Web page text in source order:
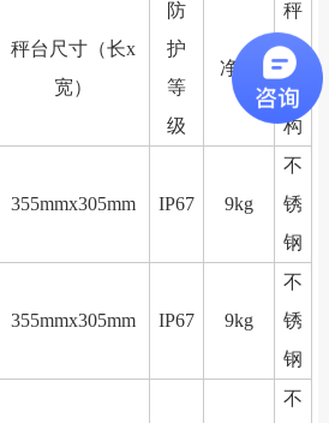
秤台尺寸（长x
宽）
防
护
等
级
净重
秤
体
结
构
355mmx305mm IP67 9kg
不
锈
钢
355mmx305mm IP67 9kg
不
锈
钢
不